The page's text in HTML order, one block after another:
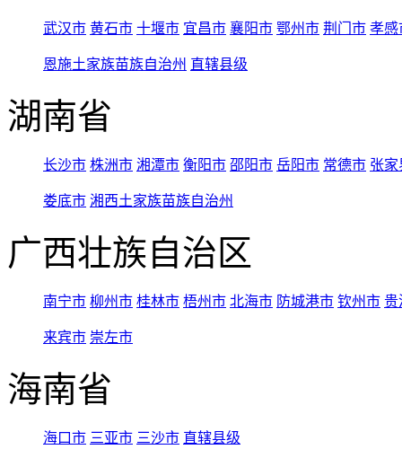
武汉市 黄石市 十堰市 宜昌市 襄阳市 鄂州市 荆门市 孝感
恩施土家族苗族自治州 直辖县级
湖南省
长沙市 株洲市 湘潭市 衡阳市 邵阳市 岳阳市 常德市 张家
娄底市 湘西土家族苗族自治州
广西壮族自治区
南宁市 柳州市 桂林市 梧州市 北海市 防城港市 钦州市 贵
来宾市 崇左市
海南省
海口市 三亚市 三沙市 直辖县级